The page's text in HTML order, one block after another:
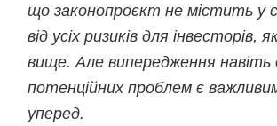
що законопроєкт не містить у
від усіх ризиків для інвесторів,
вище. Але випередження навіть
потенційних проблем є
уперед.